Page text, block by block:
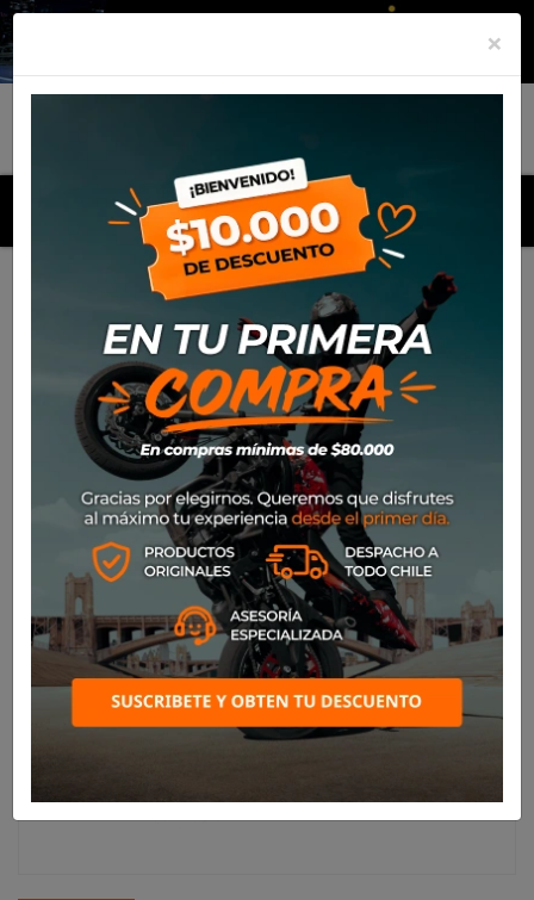
MENU
Productos
Protector de espalda Nucleon
Alpinestars KR-1 Back
×